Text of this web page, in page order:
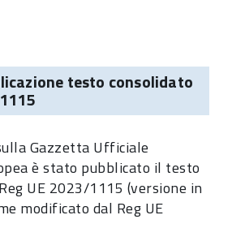
testo consolidato
Gazzetta Ufficiale
è stato pubblicato il testo
UE 2023/1115 (versione in
modificato dal Reg UE